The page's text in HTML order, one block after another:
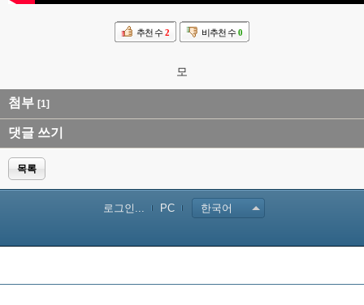
추천 수 2 비추천 수 0
모
첨부 [1]
댓글 쓰기
목록
로그인... PC 한국어